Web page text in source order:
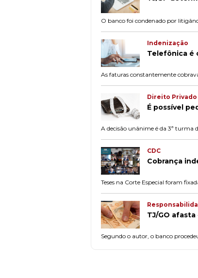
O banco foi condenado por
Indenização
Telefônica é
As faturas constantemente
Direito Privado
É possível
A decisão unânime é da 3ª turma
CDC
Cobrança
Teses na Corte Especial foram
TJ/GO
Segundo o autor, o banco